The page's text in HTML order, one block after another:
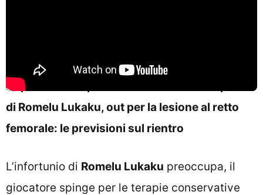
Napoli in ansia per le condizioni e il recupero
di Romelu Lukaku, out per la lesione al retto
femorale: le previsioni sul rientro
L’infortunio di Romelu Lukaku preoccupa, il
giocatore spinge per le terapie conservative